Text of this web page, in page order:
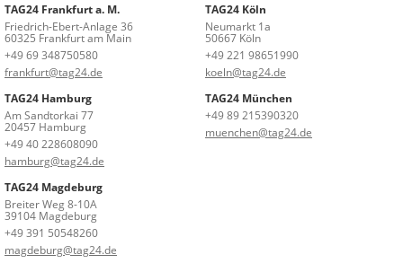
TAG24 Frankfurt a. M.
Friedrich-Ebert-Anlage 36
60325 Frankfurt am Main
+49 69 348750580
frankfurt@tag24.de
TAG24 Köln
Neumarkt 1a
50667 Köln
+49 221 98651990
koeln@tag24.de
TAG24 Hamburg
Am Sandtorkai 77
20457 Hamburg
+49 40 228608090
hamburg@tag24.de
TAG24 München
+49 89 215390320
muenchen@tag24.de
TAG24 Magdeburg
Breiter Weg 8-10A
39104 Magdeburg
+49 391 50548260
magdeburg@tag24.de